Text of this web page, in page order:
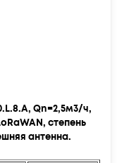
Qn=2,5м3/ч,
степень
антенна.